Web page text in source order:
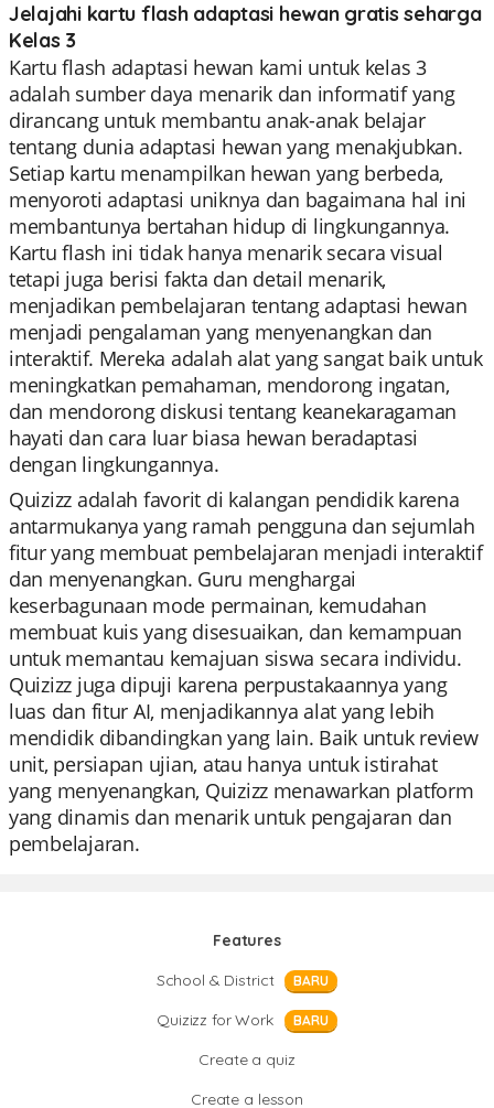
Jelajahi kartu flash adaptasi hewan gratis seharga
Kelas 3
Kartu flash adaptasi hewan kami untuk kelas 3
adalah sumber daya menarik dan informatif yang
dirancang untuk membantu anak-anak belajar
tentang dunia adaptasi hewan yang menakjubkan.
Setiap kartu menampilkan hewan yang berbeda,
menyoroti adaptasi uniknya dan bagaimana hal ini
membantunya bertahan hidup di lingkungannya.
Kartu flash ini tidak hanya menarik secara visual
tetapi juga berisi fakta dan detail menarik,
menjadikan pembelajaran tentang adaptasi hewan
menjadi pengalaman yang menyenangkan dan
interaktif. Mereka adalah alat yang sangat baik untuk
meningkatkan pemahaman, mendorong ingatan,
dan mendorong diskusi tentang keanekaragaman
hayati dan cara luar biasa hewan beradaptasi
dengan lingkungannya.
Quizizz adalah favorit di kalangan pendidik karena
antarmukanya yang ramah pengguna dan sejumlah
fitur yang membuat pembelajaran menjadi interaktif
dan menyenangkan. Guru menghargai
keserbagunaan mode permainan, kemudahan
membuat kuis yang disesuaikan, dan kemampuan
untuk memantau kemajuan siswa secara individu.
Quizizz juga dipuji karena perpustakaannya yang
luas dan fitur AI, menjadikannya alat yang lebih
mendidik dibandingkan yang lain. Baik untuk review
unit, persiapan ujian, atau hanya untuk istirahat
yang menyenangkan, Quizizz menawarkan platform
yang dinamis dan menarik untuk pengajaran dan
pembelajaran.
Features
School & District
BARU
Quizizz for Work BARU
Create a quiz
Create a lesson